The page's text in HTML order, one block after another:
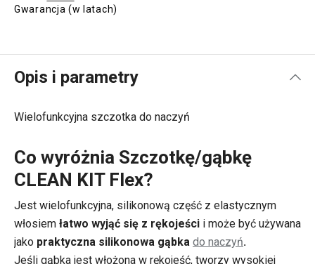
Gwarancja (w latach)
Opis i parametry
Wielofunkcyjna szczotka do naczyń
Co wyróżnia Szczotkę/gąbkę
CLEAN KIT Flex?
Jest wielofunkcyjna, silikonową część z elastycznym
włosiem łatwo wyjąć się z rękojeści i może być używana
jako praktyczna silikonowa gąbka do naczyń.
Jeśli gąbka jest włożona w rękojeść, tworzy wysokiej